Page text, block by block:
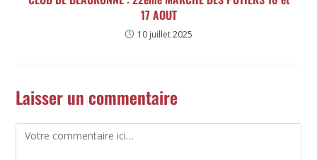
17 AOUT
10 juillet 2025
Laisser un commentaire